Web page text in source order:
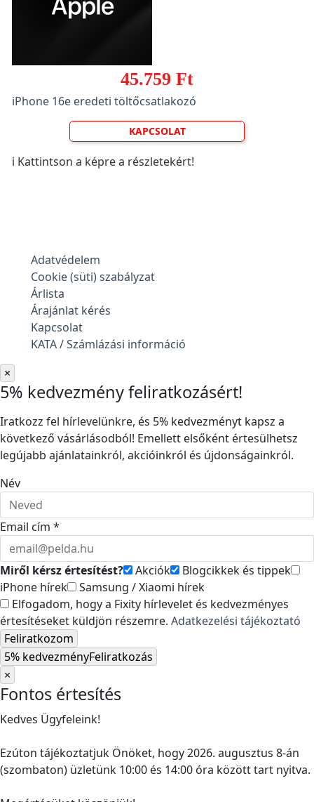
45.759 Ft
iPhone 16e eredeti töltőcsatlakozó
KAPCSOLAT
ℹ️ Kattintson a képre a részletekért!
Adatvédelem
Cookie (süti) szabályzat
Árlista
Árajánlat kérés
Kapcsolat
KATA / Számlázási információ
×
5% kedvezmény feliratkozásért!
Iratkozz fel hírlevelünkre, és 5% kedvezményt kapsz a
következő vásárlásodból! Emellett elsőként értesülhetsz
legújabb ajánlatainkról, akcióinkról és újdonságainkról.
Név
Email cím *
Miről kérsz értesítést? Akciók
Blogcikkek és tippek
iPhone hírek
Samsung / Xiaomi hírek
Elfogadom, hogy a Fixity hírlevelet és kedvezményes
értesítéseket küldjön részemre. Adatkezelési tájékoztató
Feliratkozom
5% kedvezményFeliratkozás
×
Fontos értesítés
Kedves Ügyfeleink!
Ezúton tájékoztatjuk Önöket, hogy 2026. augusztus 8-án
(szombaton) üzletünk 10:00 és 14:00 óra között tart nyitva.